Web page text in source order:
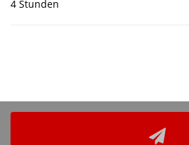
4 Stunden